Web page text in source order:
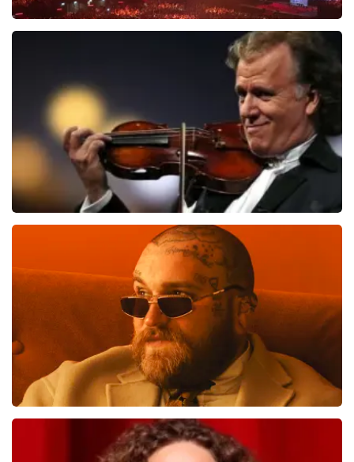
BESTEL NU
laatste 30 minuten
BESTEL NU
Teddy Swims
laatste 30 minuten